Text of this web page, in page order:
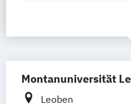
Montanuniversität
Leoben